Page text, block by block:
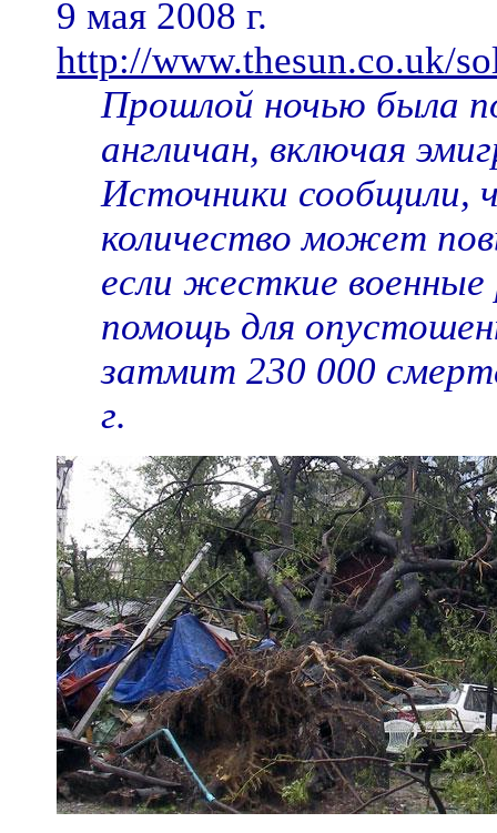
9 мая 2008 г.
http://www.thesun.co.uk/
Прошлой ночью была
англичан, включая
Источники сообщили,
количество может
если жесткие
помощь для
затмит 230 000
г.